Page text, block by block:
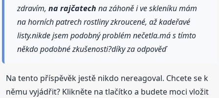
zdravím,na rajčatech na záhoně i ve skleníku mám
na horních patrech rostliny zkroucené, až kadeřavé
listy.nikde jsem podobný problém nečetla.má s tímto
někdo podobné zkušenosti?díky za odpověď
Na tento příspěvěk jestě nikdo nereagoval. Chcete se k
němu vyjádřit? Klikněte na tlačítko a budete moci vložit